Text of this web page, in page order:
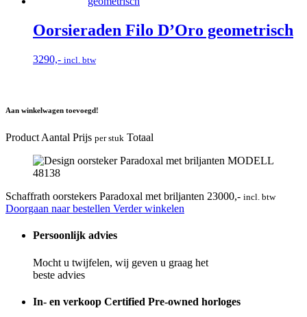
Oorsieraden Filo D’Oro geometrisch
3290,- incl. btw
Aan winkelwagen toevoegd!
Product Aantal Prijs per stuk Totaal
Schaffrath oorstekers Paradoxal met briljanten 23000,- incl. btw
Doorgaan naar bestellen Verder winkelen
Persoonlijk advies
Mocht u twijfelen, wij geven u graag het
beste advies
In- en verkoop Certified Pre-owned horloges